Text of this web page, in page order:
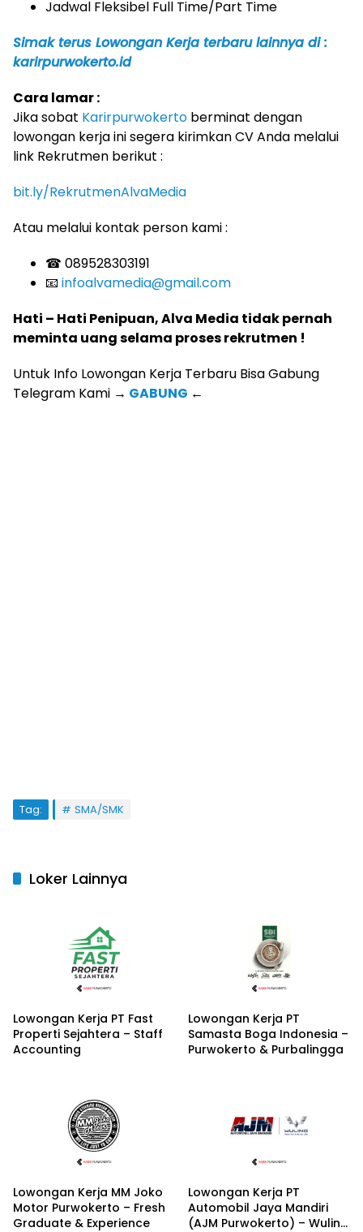
Jadwal Fleksibel Full Time/Part Time
Simak terus Lowongan Kerja terbaru lainnya di :
karirpurwokerto.id
Cara lamar :
Jika sobat Karirpurwokerto berminat dengan
lowongan kerja ini segera kirimkan CV Anda melalui
link Rekrutmen berikut :
bit.ly/RekrutmenAlvaMedia
Atau melalui kontak person kami :
☎ 089528303191
📧 infoalvamedia@gmail.com
Hati – Hati Penipuan, Alva Media tidak pernah
meminta uang selama proses rekrutmen !
Untuk Info Lowongan Kerja Terbaru Bisa Gabung
Telegram Kami → GABUNG ←
Tag: SMA/SMK
Loker Lainnya
Lowongan Kerja PT Fast
Properti Sejahtera – Staff
Accounting
Lowongan Kerja PT
Samasta Boga Indonesia –
Purwokerto & Purbalingga
Lowongan Kerja MM Joko
Motor Purwokerto – Fresh
Graduate & Experience
Lowongan Kerja PT
Automobil Jaya Mandiri
(AJM Purwokerto) – Wuling